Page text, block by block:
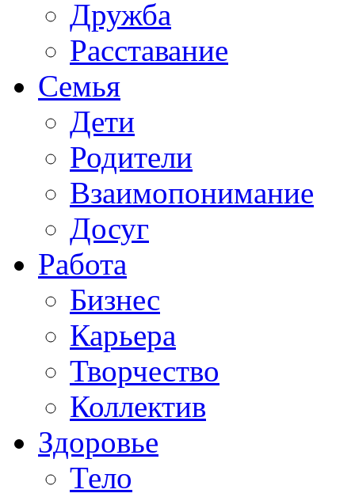
Дружба
Расставание
Семья
Дети
Родители
Взаимопонимание
Досуг
Работа
Бизнес
Карьера
Творчество
Коллектив
Здоровье
Тело